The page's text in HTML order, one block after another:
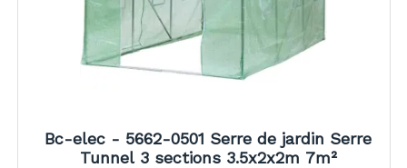
Bc-elec - 5662-0501 Serre de jardin Serre
Tunnel 3 sections 3.5x2x2m 7m²